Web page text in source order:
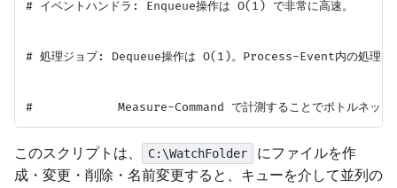
このスクリプトは、 C:\WatchFolder
にファイルを作
成・変更・削除・名前変更すると、キューを介して並列の